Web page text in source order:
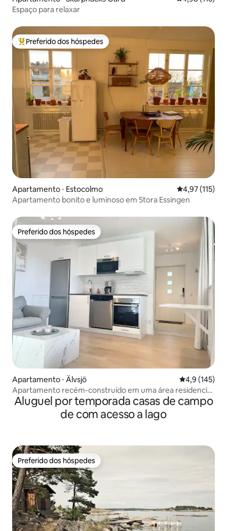
Espaço para relaxar
Entre os melhores preferidos dos hóspedes
Preferido dos hóspedes
Apartamento ⋅ Estocolmo 4,97 de uma
4,97 (115)
Apartamento bonito e luminoso em Stora Essingen
Preferido dos hóspedes
Preferido dos hóspedes
Apartamento ⋅ Älvsjö 4,9 de uma
4,9 (145)
Apartamento recém-construído em uma área residencial
tranquila
Aluguel por temporada casas de campo
de com acesso a lago
Preferido dos hóspedes
Preferido dos hóspedes